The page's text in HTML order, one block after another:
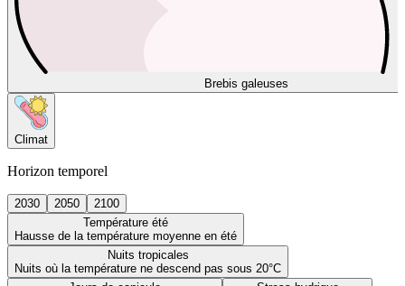
Brebis galeuses
Climat
Horizon temporel
2030 2050
2100
Température été
Hausse de la température moyenne en été
Nuits tropicales
Nuits où la température ne descend pas sous 20°C